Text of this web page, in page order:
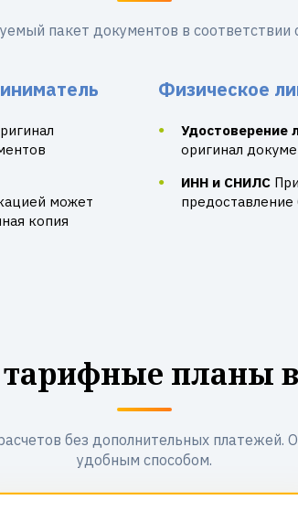
пакет документов в соответствии
может
копия
Физическое
Удостоверение
оригинал
ИНН и СНИЛС
планы
без дополнительных платежей.
удобным способом.